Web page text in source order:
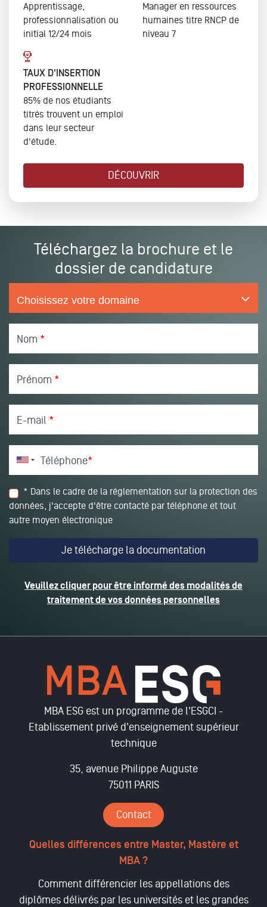
Apprentissage,
professionnalisation ou
initial 12/24 mois
Manager en ressources
humaines titre RNCP de
niveau 7
TAUX D'INSERTION
PROFESSIONNELLE
85% de nos étudiants
titrés trouvent un emploi
dans leur secteur
d'étude.
DÉCOUVRIR
Téléchargez la brochure et le
dossier de candidature
Nom *
Prénom *
E-mail *
Téléphone*
* Dans le cadre de la réglementation sur la protection des
données, j'accepte d'être contacté par téléphone et tout
autre moyen électronique
Veuillez cliquer pour être informé des modalités de
traitement de vos données personnelles
MBA ESG est un programme de l'ESGCI -
Etablissement privé d'enseignement supérieur
technique
35, avenue Philippe Auguste
75011 PARIS
Contact
Quelles différences entre Master, Mastère et
MBA ?
Comment différencier les appellations des
diplômes délivrés par les universités et les grandes